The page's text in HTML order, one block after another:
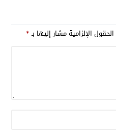
الحقول الإلزامية مشار إليها بـ*